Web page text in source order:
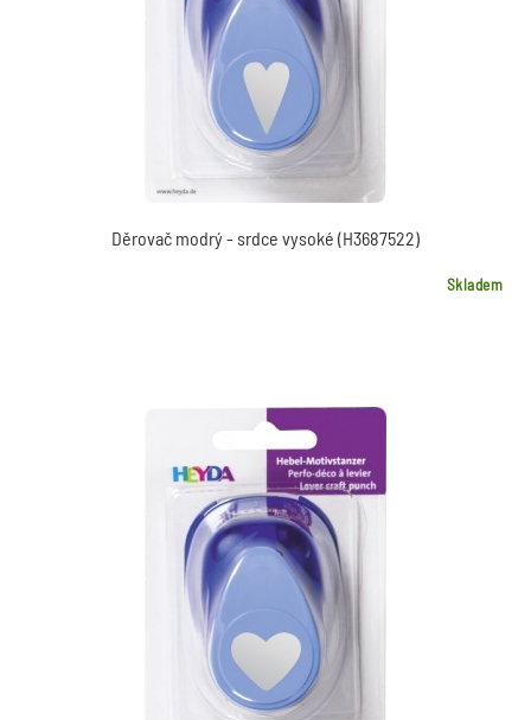
Děrovač modrý - srdce vysoké (H3687522)
Skladem